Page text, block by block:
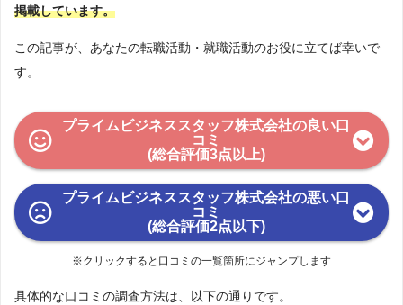
掲載しています。
この記事が、あなたの転職活動・就職活動のお役に立てば幸いで
す。
プライムビジネススタッフ株式会社の良い口
コミ
(総合評価3点以上)
プライムビジネススタッフ株式会社の悪い口
コミ
(総合評価2点以下)
※クリックすると口コミの一覧箇所にジャンプします
具体的な口コミの調査方法は、以下の通りです。